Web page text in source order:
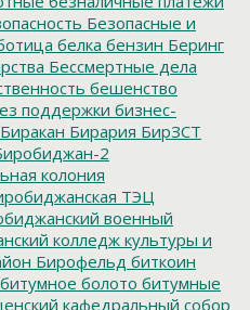
Безопасные и
белка бензин Беринг
Бессмертные дела
бешенство
поддержки бизнес-
Биракан Бирария БирЗСТ
2
колония
ТЭЦ
военный
колледж культуры и
Бирофельд биткоин
битумное болото битумные
кафедральный собор